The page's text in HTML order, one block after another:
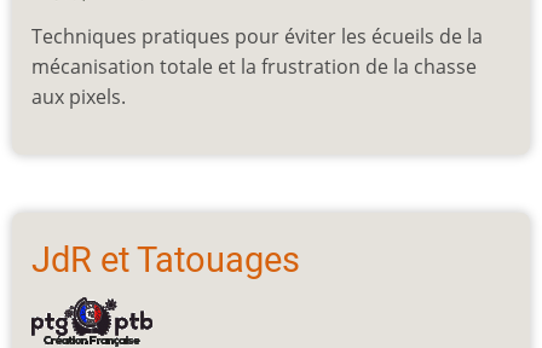
Techniques pratiques pour éviter les écueils de la
mécanisation totale et la frustration de la chasse
aux pixels.
JdR et Tatouages